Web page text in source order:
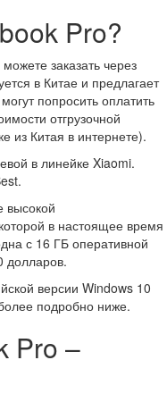
Pro?
заказать через
в Китае и предлагает
попросить оплатить
отгрузочной
из Китая в интернете).
в линейке Xiaomi.
высокой
в настоящее время
с 16 ГБ оперативной
долларов.
версии Windows 10
подробно ниже.
Pro –